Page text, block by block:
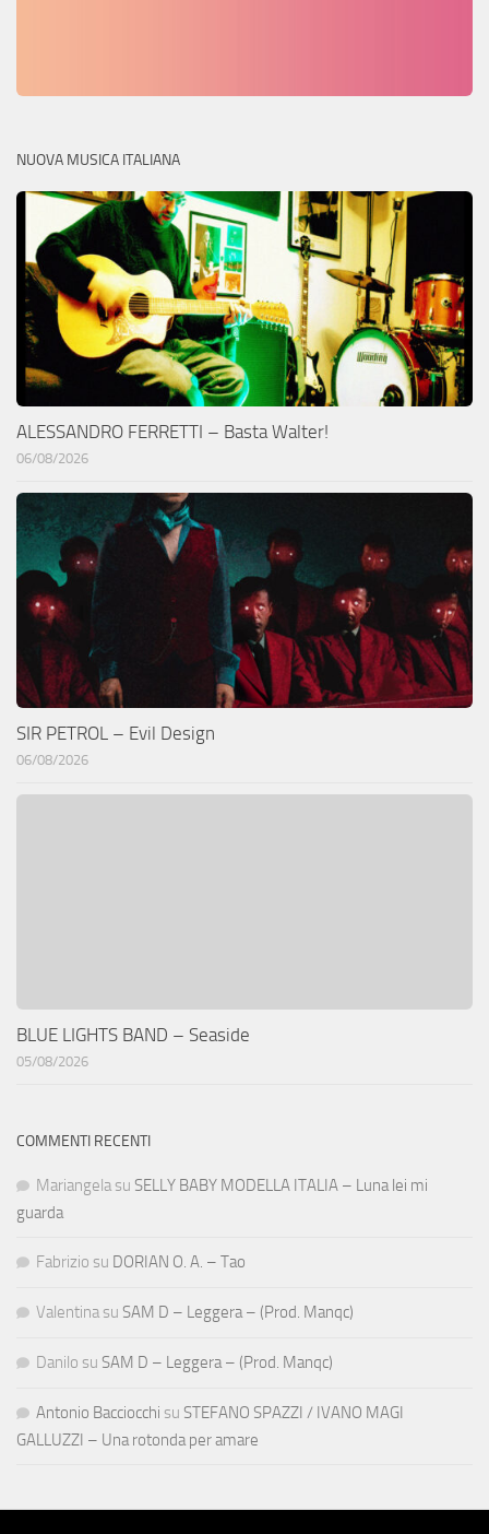
NUOVA MUSICA ITALIANA
ALESSANDRO FERRETTI – Basta Walter!
06/08/2026
SIR PETROL – Evil Design
06/08/2026
BLUE LIGHTS BAND – Seaside
05/08/2026
COMMENTI RECENTI
Mariangela su SELLY BABY MODELLA ITALIA – Luna lei mi
guarda
Fabrizio su DORIAN O. A. – Tao
Valentina su SAM D – Leggera – (Prod. Manqc)
Danilo su SAM D – Leggera – (Prod. Manqc)
Antonio Bacciocchi su STEFANO SPAZZI / IVANO MAGI
GALLUZZI – Una rotonda per amare